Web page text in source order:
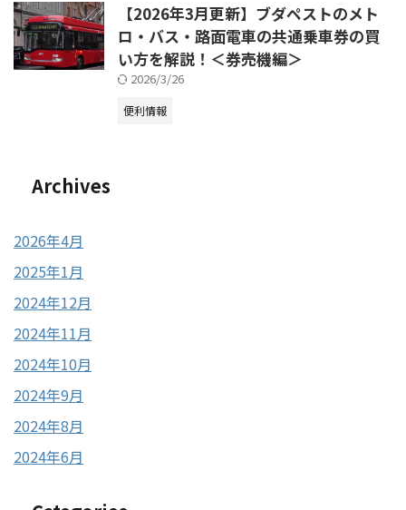
【2026年3月更新】ブダペストのメト
ロ・バス・路面電車の共通乗車券の買
い方を解説！＜券売機編＞
2026/3/26
便利情報
Archives
2026年4月
2025年1月
2024年12月
2024年11月
2024年10月
2024年9月
2024年8月
2024年6月